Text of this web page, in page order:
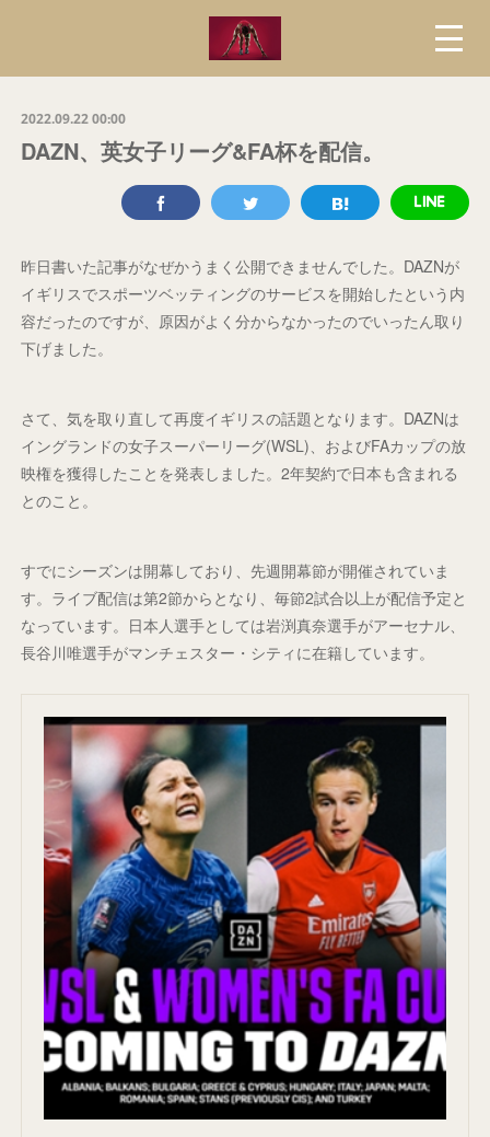
2022.09.22 00:00
DAZN、英女子リーグ&FA杯を配信。
昨日書いた記事がなぜかうまく公開できませんでした。DAZNが
イギリスでスポーツベッティングのサービスを開始したという内
容だったのですが、原因がよく分からなかったのでいったん取り
下げました。
さて、気を取り直して再度イギリスの話題となります。DAZNは
イングランドの女子スーパーリーグ(WSL)、およびFAカップの放
映権を獲得したことを発表しました。2年契約で日本も含まれる
とのこと。
すでにシーズンは開幕しており、先週開幕節が開催されていま
す。ライブ配信は第2節からとなり、毎節2試合以上が配信予定と
なっています。日本人選手としては岩渕真奈選手がアーセナル、
長谷川唯選手がマンチェスター・シティに在籍しています。